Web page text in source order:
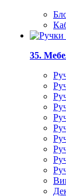
35.